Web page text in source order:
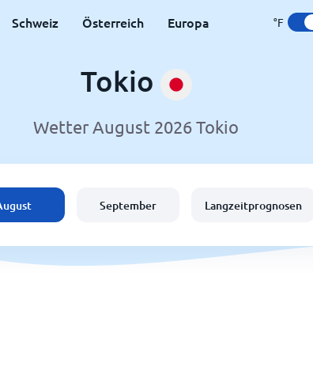
Schweiz Österreich Europa °F
Tokio
Wetter August 2026 Tokio
September Langzeitprognosen